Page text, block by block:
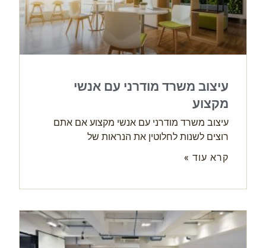
עיצוב משרד מודרני עם אנשי
מקצוע
עיצוב משרד מודרני עם אנשי מקצוע אם אתם
רוצים לשנות לחלוטין את הנראות של
קרא עוד »